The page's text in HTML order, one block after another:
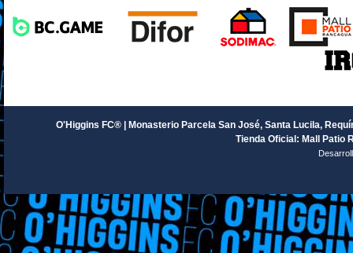
O'Higgins FC® | Monasterio Parcela San José, Santa Lucila,
Tienda Oficial: Mall Patio